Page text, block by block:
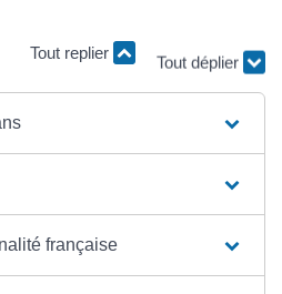
Tout replier
Tout déplier
française